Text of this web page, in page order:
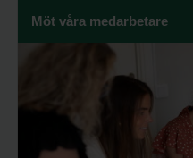
Möt våra medarbetare